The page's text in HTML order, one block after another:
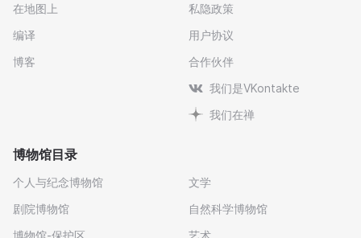
在地图上
编译
博客
私隐政策
用户协议
合作伙伴
我们是VKontakte
我们在禅
博物馆目录
个人与纪念博物馆
剧院博物馆
博物馆-保护区
文学
自然科学博物馆
艺术